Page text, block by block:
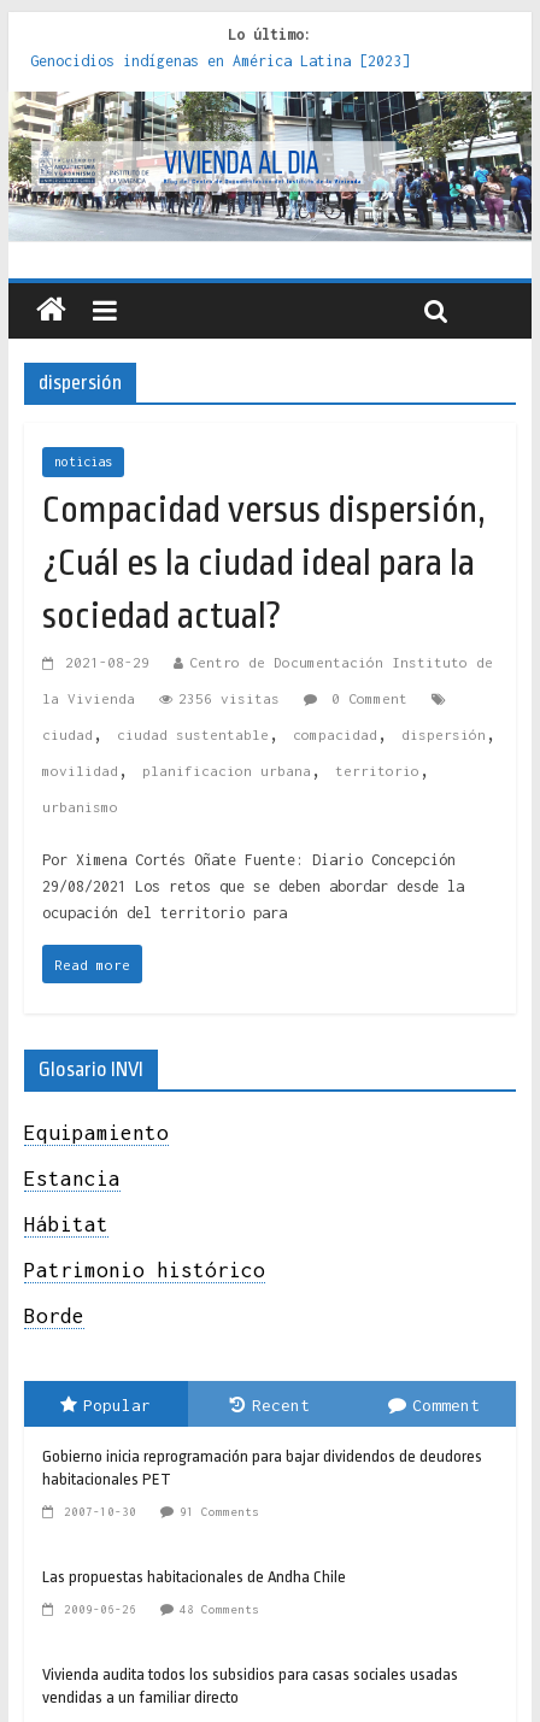
Lo último:
Genocidios indígenas en América Latina [2023]
Estudios sobre la espacialización de los Estados :
políticas, prácticas y representaciones [2022]
Donde el pedernal choca con el acero : hacia una teoría
crítica de las fronteras latinoamericanas [2020]
Criterios técnicos para una vivienda adecuada [2019]
Red de consultorios de la Caja del Seguro Obrero en
Santiago : un patrimonio emblemático [2014]
dispersión
noticias
Compacidad versus dispersión,
¿Cuál es la ciudad ideal para la
sociedad actual?
2021-08-29 Centro de Documentación Instituto de
la Vivienda 2356 visitas 0 Comment
ciudad , ciudad sustentable , compacidad , dispersión ,
movilidad , planificacion urbana , territorio ,
urbanismo
Por Ximena Cortés Oñate Fuente: Diario Concepción
29/08/2021 Los retos que se deben abordar desde la
ocupación del territorio para
Read more
Glosario INVI
Equipamiento
Estancia
Hábitat
Patrimonio histórico
Borde
Popular Recent Comment
Gobierno inicia reprogramación para bajar dividendos de deudores
habitacionales PET
2007-10-30 91 Comments
Las propuestas habitacionales de Andha Chile
2009-06-26 48 Comments
Vivienda audita todos los subsidios para casas sociales usadas
vendidas a un familiar directo